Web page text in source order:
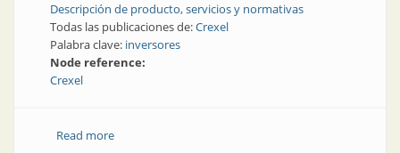
Descripción de producto, servicios y normativas
Todas las publicaciones de:Crexel
Palabra clave: inversores
Node reference:
Crexel
Read moreabout Inversores | Nuevas tecnologías para el sector